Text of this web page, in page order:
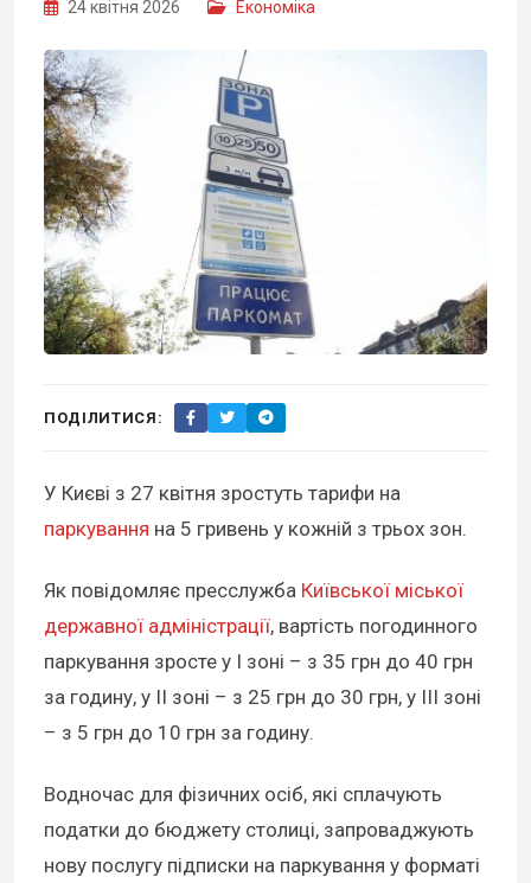
24 квітня 2026 Економіка
ПОДІЛИТИСЯ:
У Києві з 27 квітня зростуть тарифи на
паркування на 5 гривень у кожній з трьох зон.
Як повідомляє пресслужба Київської міської
державної адміністрації, вартість погодинного
паркування зросте у І зоні – з 35 грн до 40 грн
за годину, у ІІ зоні – з 25 грн до 30 грн, у ІІІ зоні
– з 5 грн до 10 грн за годину.
Водночас для фізичних осіб, які сплачують
податки до бюджету столиці, запроваджують
нову послугу підписки на паркування у форматі